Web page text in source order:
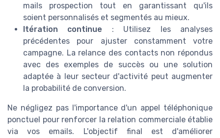
mails prospection tout en garantissant qu'ils
soient personnalisés et segmentés au mieux.
Itération continue : Utilisez les analyses
précédentes pour ajuster constamment votre
campagne. La relance des contacts non répondus
avec des exemples de succès ou une solution
adaptée à leur secteur d'activité peut augmenter
la probabilité de conversion.
Ne négligez pas l'importance d'un appel téléphonique
ponctuel pour renforcer la relation commerciale établie
via vos emails. L'objectif final est d'améliorer